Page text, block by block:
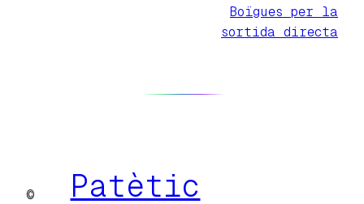
Boïgues per la
sortida directa
© Patètic